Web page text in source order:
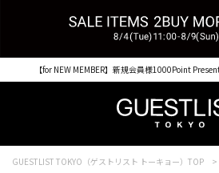
税込33,000円以上ご購入で送料無
【for NEW MEMBER】新規会員様1000Point
GUESTLIST TOKYO（ゲストリスト トーキョー）TOP